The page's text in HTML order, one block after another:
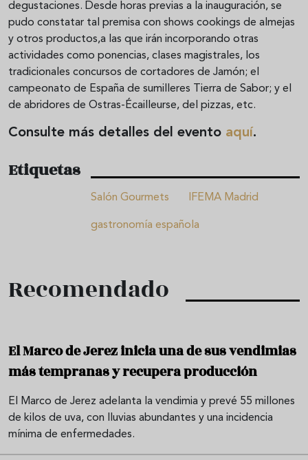
degustaciones. Desde horas previas a la inauguración, se
pudo constatar tal premisa con shows cookings de almejas
y otros productos,a las que irán incorporando otras
actividades como ponencias, clases magistrales, los
tradicionales concursos de cortadores de Jamón; el
campeonato de España de sumilleres Tierra de Sabor; y el
de abridores de Ostras-Écailleurse, del pizzas, etc.
Consulte más detalles del evento aquí.
Etiquetas
Salón Gourmets IFEMA Madrid
gastronomía española
Recomendado
El Marco de Jerez inicia una de sus vendimias
más tempranas y recupera producción
El Marco de Jerez adelanta la vendimia y prevé 55 millones
de kilos de uva, con lluvias abundantes y una incidencia
mínima de enfermedades.